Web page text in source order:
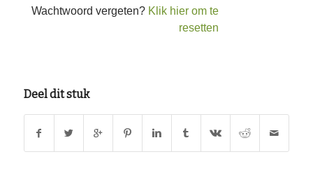
Wachtwoord vergeten? Klik hier om te
resetten
Deel dit stuk